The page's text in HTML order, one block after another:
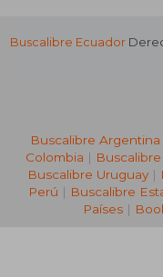
Buscalibre Ecuador
Buscalibre Argentina
Colombia |
Buscalibre Uruguay|
Perú | Buscalibre
Países |